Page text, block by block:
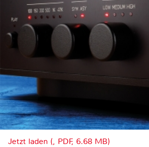
Jetzt laden (, PDF, 6.68 MB)